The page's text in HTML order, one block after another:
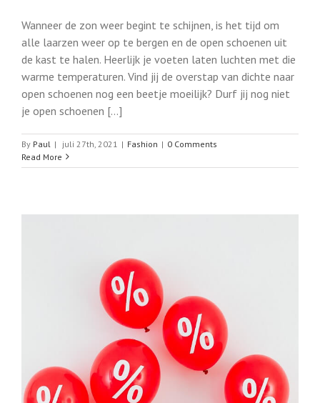
Wanneer de zon weer begint te schijnen, is het tijd om
alle laarzen weer op te bergen en de open schoenen uit
de kast te halen. Heerlijk je voeten laten luchten met die
warme temperaturen. Vind jij de overstap van dichte naar
open schoenen nog een beetje moeilijk? Durf jij nog niet
je open schoenen [...]
By Paul | juli 27th, 2021 | Fashion | 0 Comments
Read More